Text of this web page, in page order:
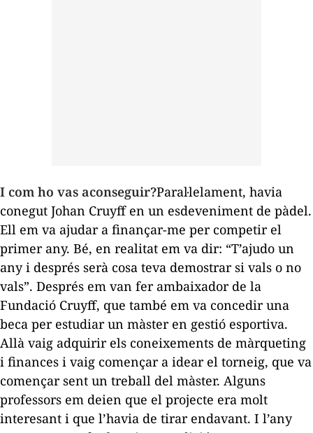
I com ho vas aconseguir?Paral·lelament, havia
conegut Johan Cruyff en un esdeveniment de pàdel.
Ell em va ajudar a finançar-me per competir el
primer any. Bé, en realitat em va dir: “T’ajudo un
any i després serà cosa teva demostrar si vals o no
vals”. Després em van fer ambaixador de la
Fundació Cruyff, que també em va concedir una
beca per estudiar un màster en gestió esportiva.
Allà vaig adquirir els coneixements de màrqueting
i finances i vaig començar a idear el torneig, que va
començar sent un treball del màster. Alguns
professors em deien que el projecte era molt
interesant i que l’havia de tirar endavant. I l’any